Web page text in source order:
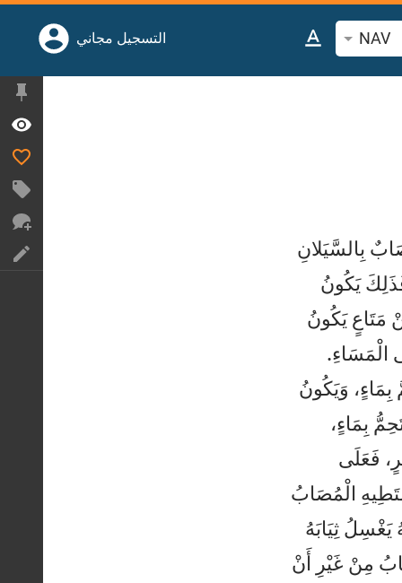
عن آية أو كلمة
NAV التسجيل مجاني
بِالسَّيَلانِ
يَكُونُ
مَتَاعٍ يَكُونُ
الْمَسَاءِ.
وَيَكُونُ
بِمَاءٍ،
فَعَلَى
الْمُصَابُ
ثِيَابَهُ
مِنْ غَيْرِ أَنْ